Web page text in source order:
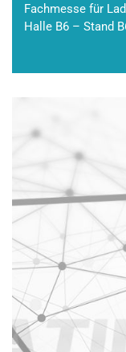
Fachmesse für
Halle B6 – Stand